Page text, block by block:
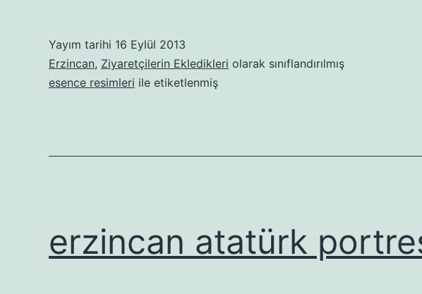
Yayım tarihi 16 Eylül 2013
Erzincan, Ziyaretçilerin Ekledikleri olarak sınıflandırılmış
esence resimleri ile etiketlenmiş
erzincan atatürk